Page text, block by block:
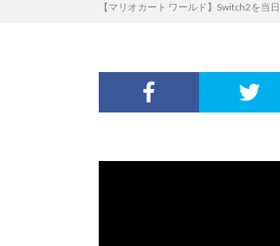
【マリオカート ワールド】Switch2を当